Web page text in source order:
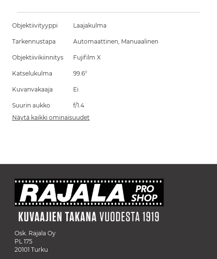
Objektiivityyppi Laajakulma
Tarkennustapa Automaattinen, Manuaalinen
Objektiivikiinnitys Fujifilm X
Katselukulma 99.6°
Kuvanvakaaja Ei
Suurin aukko
f/1.4
Näytä kaikki ominaisuudet
Osk. Rajala Oy
PL 175
20101 Turku